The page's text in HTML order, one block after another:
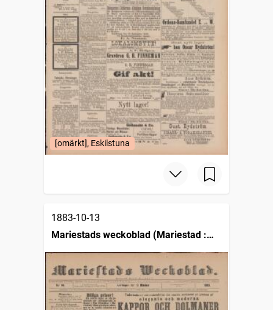
[omärkt], Eskilstuna
1883-10-13
Mariestads weckoblad (Mariestad :
1834)